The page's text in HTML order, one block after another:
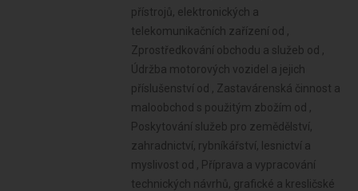
přístrojů, elektronických a
telekomunikačních zařízení od ,
Zprostředkování obchodu a služeb od ,
Údržba motorových vozidel a jejich
příslušenství od , Zastavárenská činnost a
maloobchod s použitým zbožím od ,
Poskytování služeb pro zemědělství,
zahradnictví, rybníkářství, lesnictví a
myslivost od , Příprava a vypracování
technických návrhů, grafické a kresličské